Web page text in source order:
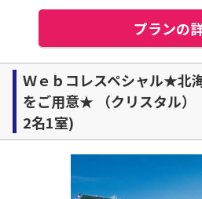
プランの
Ｗｅｂコレスペシャル★北
をご用意★ （クリスタル）
2名1室)